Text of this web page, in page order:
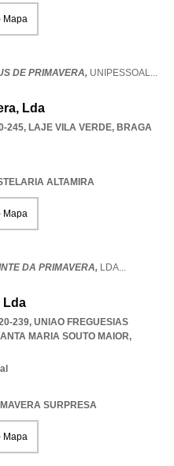
Mapa
DE PRIMAVERA, UNIPESSOAL...
Lda
245, LAJE VILA VERDE, BRAGA
ALTAMIRA
Mapa
DA PRIMAVERA, LDA...
Lda
239, UNIAO FREGUESIAS
MARIA SOUTO MAIOR,
SURPRESA
Mapa